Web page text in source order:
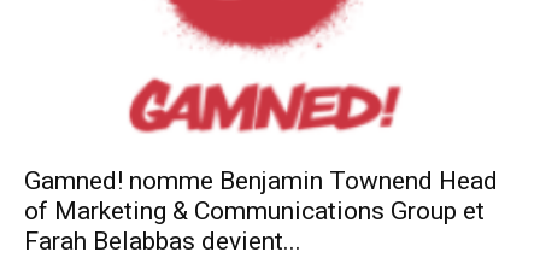
Gamned! nomme Benjamin Townend Head
of Marketing & Communications Group et
Farah Belabbas devient...